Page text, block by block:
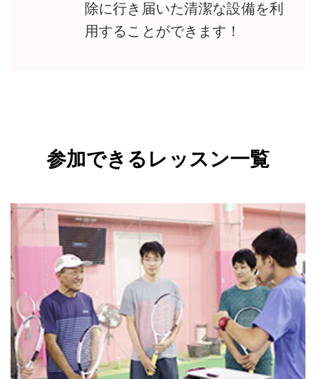
除に行き届いた清潔な設備を利
用することができます！
参加できるレッスン一覧